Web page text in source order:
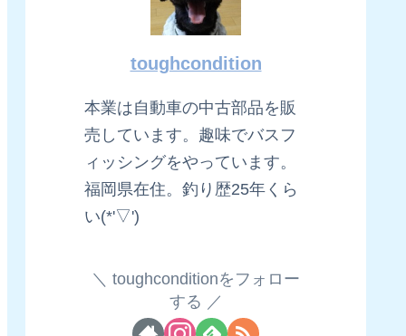
toughcondition
本業は自動車の中古部品を販
売しています。趣味でバスフ
ィッシングをやっています。
福岡県在住。釣り歴25年くら
い(*'▽')
toughconditionをフォロー
する